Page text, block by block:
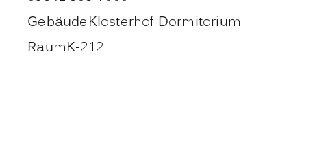
GebäudeKlosterhof Dormitorium
RaumK-212